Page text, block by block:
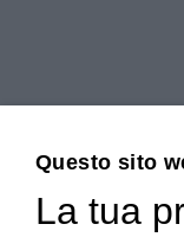
Questo sito
La tua